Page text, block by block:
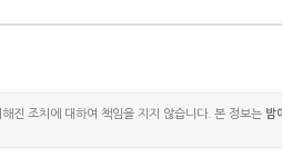
진 조치에 대하여 책임을 지지 않습니다. 본 정보는 밤